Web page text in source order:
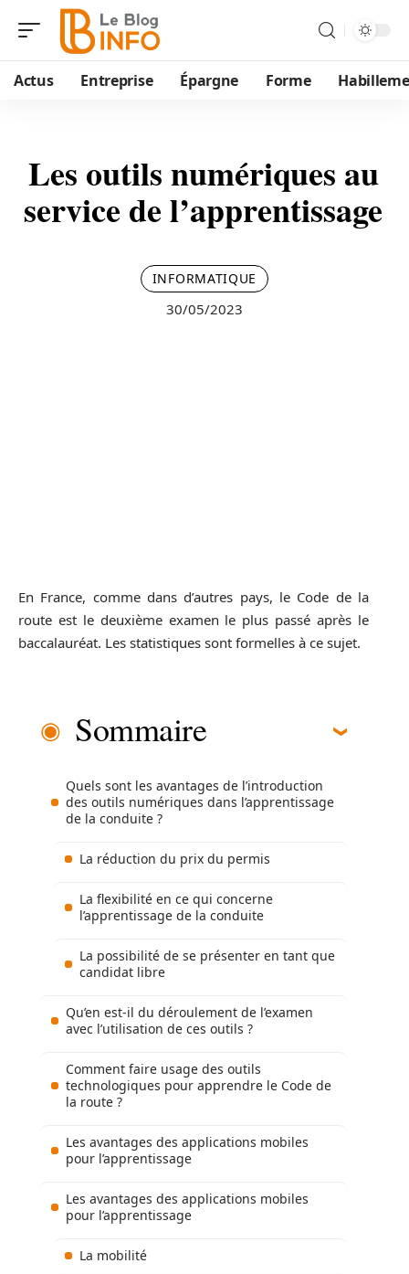
Actus Entreprise Épargne Forme
Les outils numériques au
service de l’apprentissage
INFORMATIQUE
30/05/2023
En France, comme dans d’autres pays, le Code de la
route est le deuxième examen le plus passé après le
baccalauréat. Les statistiques sont formelles à ce sujet.
Sommaire
Quels sont les avantages de l’introduction
des outils numériques dans l’apprentissage
de la conduite ?
La réduction du prix du permis
La flexibilité en ce qui concerne
l’apprentissage de la conduite
La possibilité de se présenter en tant que
candidat libre
Qu’en est-il du déroulement de l’examen
avec l’utilisation de ces outils ?
Comment faire usage des outils
technologiques pour apprendre le Code de
la route ?
Les avantages des applications mobiles
pour l’apprentissage
Les avantages des applications mobiles
pour l’apprentissage
La mobilité